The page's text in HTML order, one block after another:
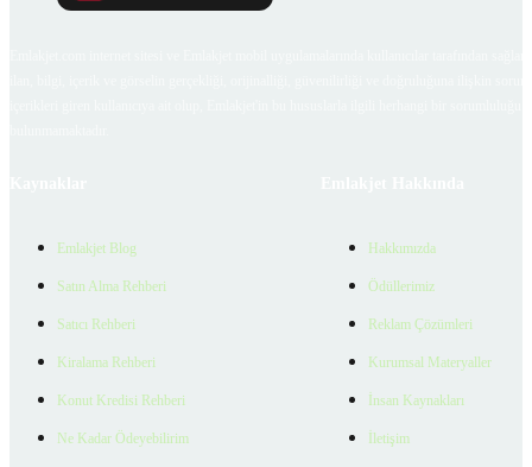
Emlakjet Blog
Satın Alma Rehberi
Satıcı Rehberi
Kiralama Rehberi
Konut Kredisi Rehberi
Ne Kadar Ödeyebilirim
Hakkımızda
Ödüllerimiz
Reklam Çözümleri
Kurumsal Materyaller
İnsan Kaynakları
İletişim